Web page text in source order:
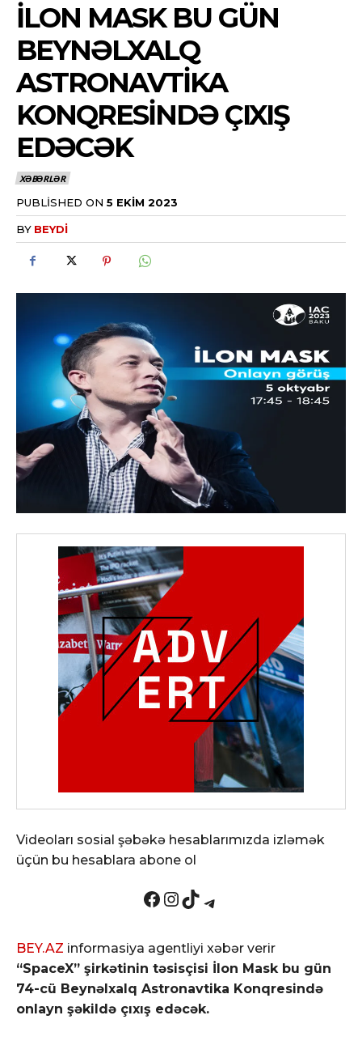
İLON MASK BU GÜN
BEYNƏLXALQ
ASTRONAVTIKA
KONQRESINDƏ ÇIXIŞ
EDƏCƏK
XƏBƏRLƏR
PUBLISHED ON 5 EKIM 2023
BY BEYDI
Videoları sosial şəbəkə hesablarımızda izləmək
üçün bu hesablara abone ol
Facebook InstagramTikTok Telegram
BEY.AZ informasiya agentliyi xəbər verir
“SpaceX” şirkətinin təsisçisi İlon Mask bu gün
74-cü Beynəlxalq Astronavtika Konqresində
onlayn şəkildə çıxış edəcək.